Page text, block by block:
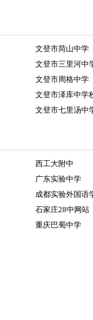
文登市苘山中学
文登市三里河中
文登市周格中学
文登市泽库中学
文登市七里汤中
西工大附中
广东实验中学
成都实验外国语
石家庄28中网站
重庆巴蜀中学